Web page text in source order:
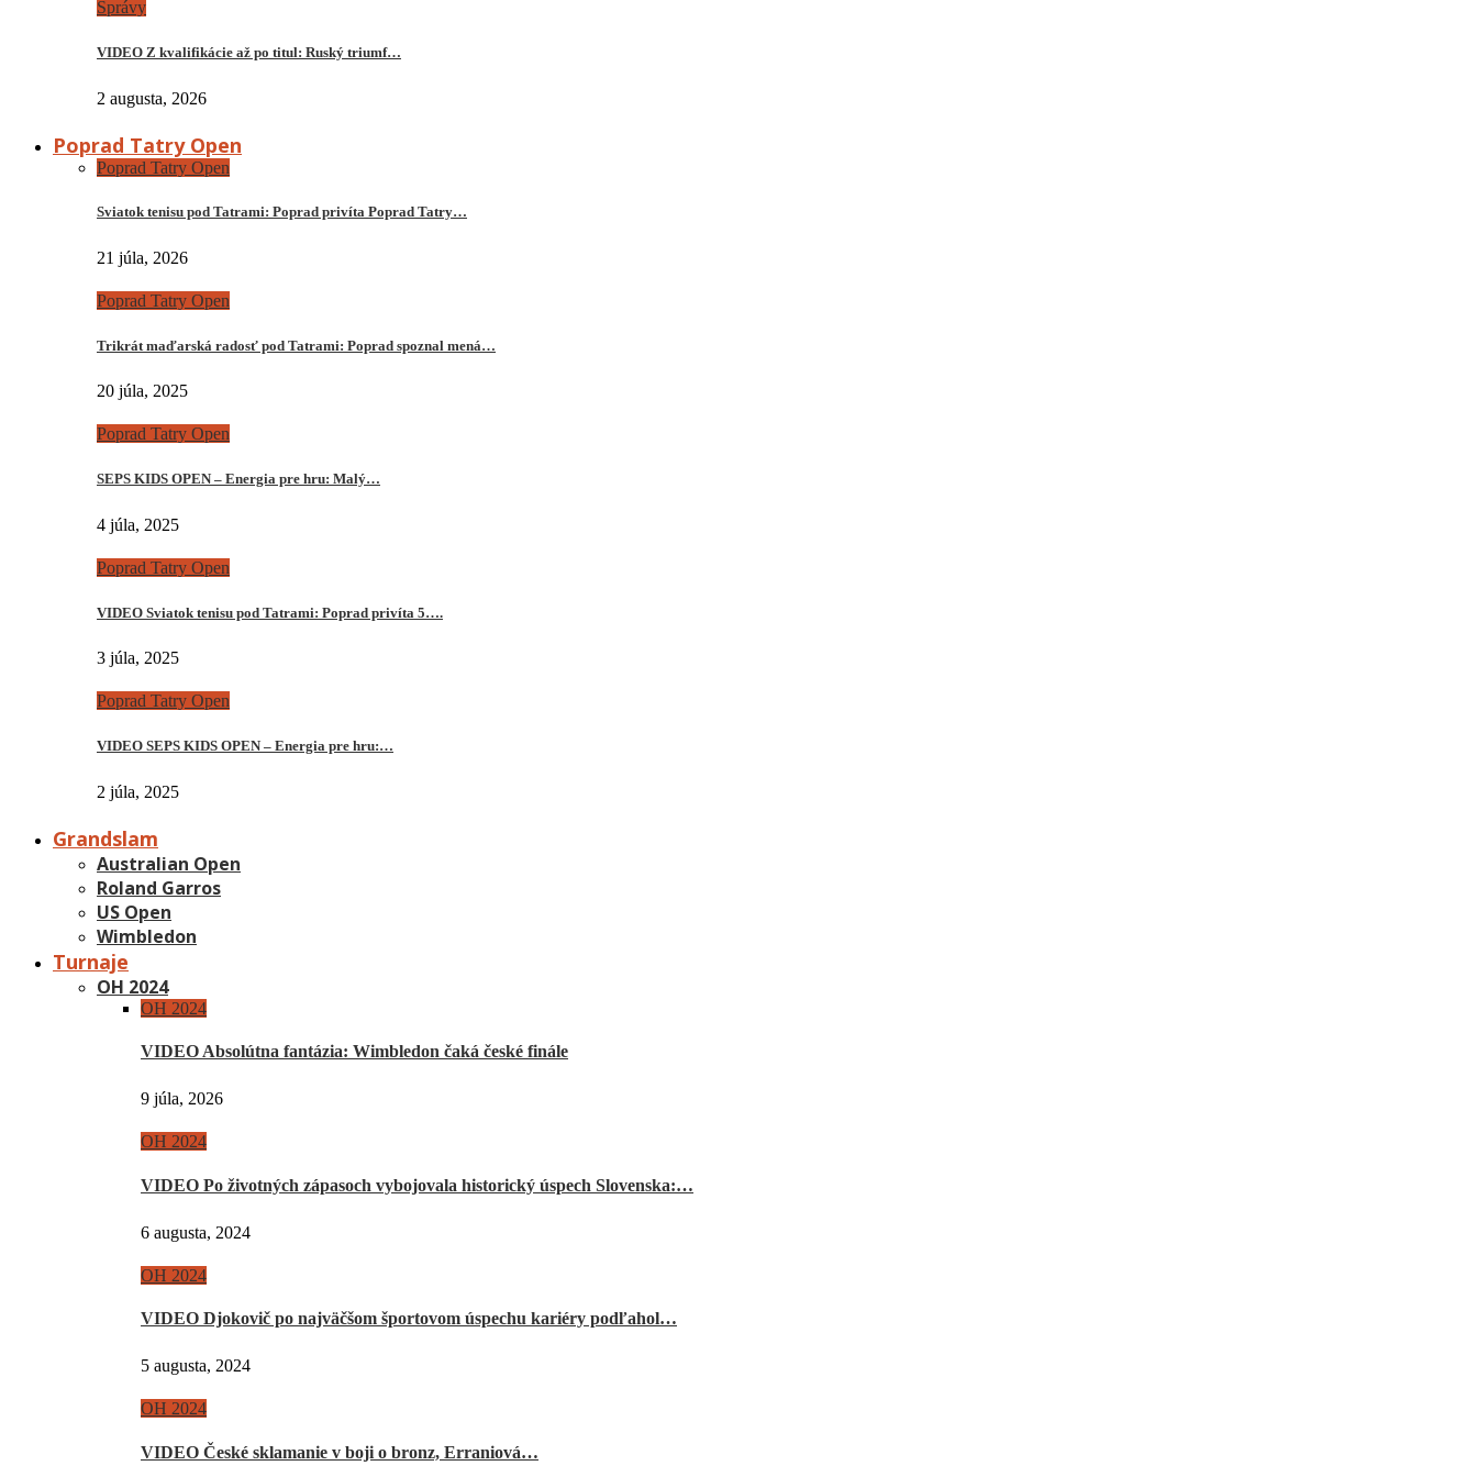
Správy
VIDEO Z kvalifikácie až po titul: Ruský triumf…
2 augusta, 2026
Poprad Tatry Open
Poprad Tatry Open
Sviatok tenisu pod Tatrami: Poprad privíta Poprad Tatry…
21 júla, 2026
Poprad Tatry Open
Trikrát maďarská radosť pod Tatrami: Poprad spoznal mená…
20 júla, 2025
Poprad Tatry Open
SEPS KIDS OPEN – Energia pre hru: Malý…
4 júla, 2025
Poprad Tatry Open
VIDEO Sviatok tenisu pod Tatrami: Poprad privíta 5….
3 júla, 2025
Poprad Tatry Open
VIDEO SEPS KIDS OPEN – Energia pre hru:…
2 júla, 2025
Grandslam
Australian Open
Roland Garros
US Open
Wimbledon
Turnaje
OH 2024
OH 2024
VIDEO Absolútna fantázia: Wimbledon čaká české finále
9 júla, 2026
OH 2024
VIDEO Po životných zápasoch vybojovala historický úspech Slovenska:…
6 augusta, 2024
OH 2024
VIDEO Djokovič po najväčšom športovom úspechu kariéry podľahol…
5 augusta, 2024
OH 2024
VIDEO České sklamanie v boji o bronz, Erraniová…